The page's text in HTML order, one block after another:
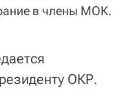
в члены МОК.
ОКР.